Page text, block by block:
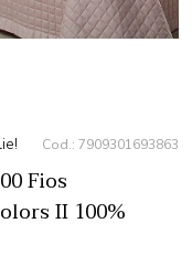
Cod.: 7909301693863
Fios
II 100%